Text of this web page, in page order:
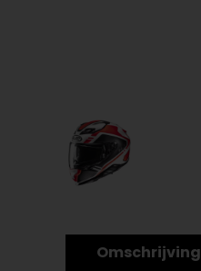
Omschrijving